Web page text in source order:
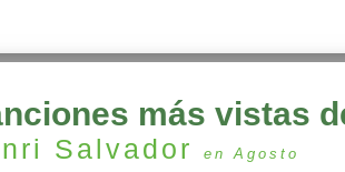
más vistas
Salvador en Agosto